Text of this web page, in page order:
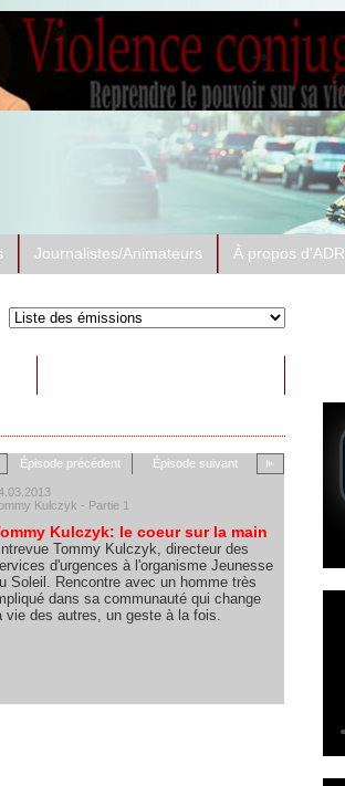
Journalistes/Animateurs À propos d'ADR
Épisode précédent Épisode suivant
Kulczyk - Partie 1
Kulczyk: le coeur sur la main
Tommy Kulczyk, directeur des
d'urgences à l'organisme Jeunesse
Soleil. Rencontre avec un homme très
dans sa communauté qui change
vie des autres, un geste à la fois.